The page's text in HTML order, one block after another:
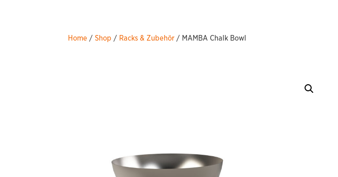
Home /Shop / Racks & Zubehör / MAMBA Chalk Bowl